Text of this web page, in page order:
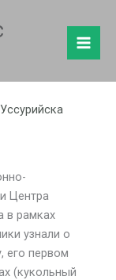
Центра
в рамках
узнали о
его первом
(кукольный